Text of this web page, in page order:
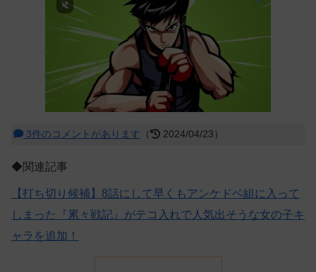
3件のコメントがあります （ 2024/04/23）
◆関連記事
【打ち切り候補】8話にして早くもアンケドベ組に入って
しまった『累々戦記』がテコ入れで人気出そうな女の子キ
ャラを追加！